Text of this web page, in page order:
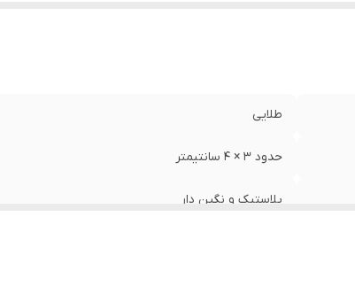
طلایی
حدود ۳ × ۴ سانتیمتر
پلاستیک و نگین دار